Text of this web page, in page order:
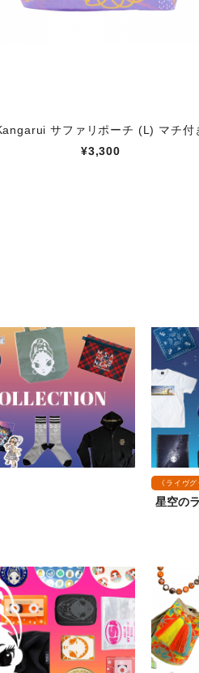
サファリポーチ (L) マチ付
¥3,300
《ライヴグ
星空の